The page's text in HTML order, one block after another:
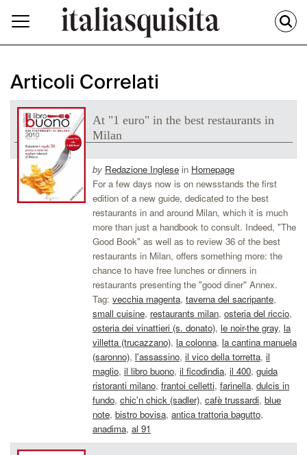
Articoli Correlati
At "1 euro" in the best restaurants in
Milan
by Redazione Inglese in Homepage
For a few days now is on newsstands the first
edition of a new guide, dedicated to the best
restaurants in and around Milan, which it is much
more than just a handbook to consult. Indeed, "The
Good Book" as well as to review 36 of the best
restaurants in Milan, offers something more: the
chance to have free lunches or dinners in
restaurants presenting the "good diner" Annex.
Tag: vecchia magenta, taverna del sacripante,
small cuisine, restaurants milan, osteria del riccio,
osteria dei vinattieri (s. donato), le noir-the gray, la
villetta (trucazzano), la colonna, la cantina manuela
(saronno), l'assassino, il vico della torretta, il
maglio, il libro buono, il ficodindia, il 400, guida
ristoranti milano, frantoi celletti, farinella, dulcis in
fundo, chic'n chick (sadler), cafè trussardi, blue
note, bistro bovisa, antica trattoria bagutto,
anadima, al 91